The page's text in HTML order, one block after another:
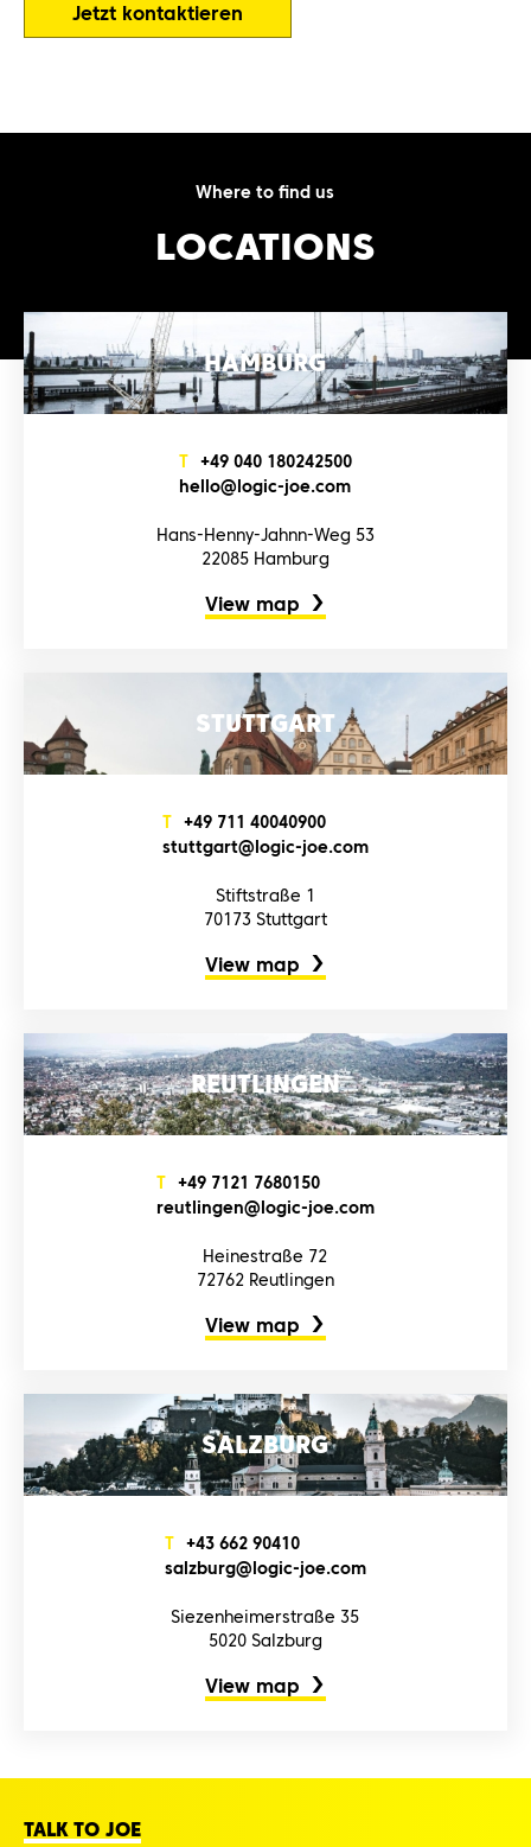
Jetzt kontaktieren
Where to find us
LOCATIONS
HAMBURG
T +4‌9‌ 0‌4‌0‌ 1‌8‌0‌2‌4‌2‌5‌0‌0‌
h‌e‌l‌l‌o‌@l‌o‌g‌i‌c‌-j‌o‌e‌.c‌o‌m‌
Hans-Henny-Jahnn-Weg 53
22085 Hamburg
View map
STUTTGART
T +4‌9‌ 7‌1‌1‌ 4‌0‌0‌4‌0‌9‌0‌0‌
s‌t‌u‌t‌t‌g‌a‌r‌t‌@l‌o‌g‌i‌c‌-j‌o‌e‌.c‌o‌m‌
Stiftstraße 1
70173 Stuttgart
View map
REUTLINGEN
T +4‌9‌ 7‌1‌2‌1‌ 7‌6‌8‌0‌1‌5‌0‌
r‌e‌u‌t‌l‌i‌n‌g‌e‌n‌@l‌o‌g‌i‌c‌-j‌o‌e‌.c‌o‌m‌
Heinestraße 72
72762 Reutlingen
View map
SALZBURG
T +4‌3‌ 6‌6‌2‌ 9‌0‌4‌1‌0‌
s‌a‌l‌z‌b‌u‌r‌g‌@l‌o‌g‌i‌c‌-j‌o‌e‌.c‌o‌m‌
Siezenheimerstraße 35
5020 Salzburg
View map
TALK TO JOE